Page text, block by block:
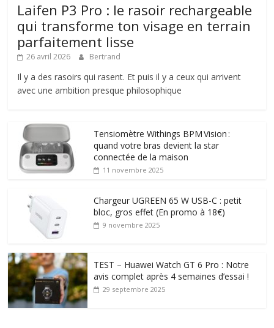
Laifen P3 Pro : le rasoir rechargeable
qui transforme ton visage en terrain
parfaitement lisse
26 avril 2026 Bertrand
Il y a des rasoirs qui rasent. Et puis il y a ceux qui arrivent
avec une ambition presque philosophique
Tensiomètre Withings BPM Vision :
quand votre bras devient la star
connectée de la maison
11 novembre 2025
Chargeur UGREEN 65 W USB-C : petit
bloc, gros effet (En promo à 18€)
9 novembre 2025
TEST – Huawei Watch GT 6 Pro : Notre
avis complet après 4 semaines d’essai !
29 septembre 2025